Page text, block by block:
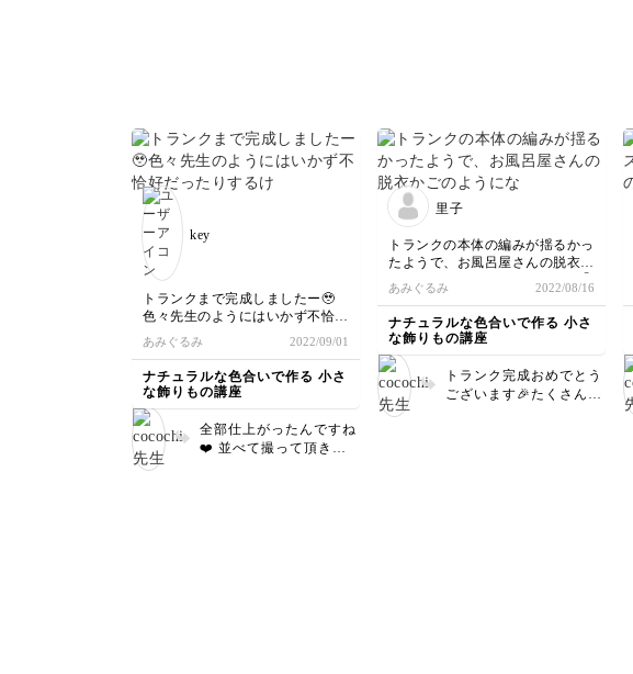
key
トランクまで完成しましたー🥹
色々先生のようにはいかず不恰好
だったりするけれど、とっても楽
しかったです💕子どもたちにせが
まれているので練習にもっと作り
ます💪🏻
あみぐるみ 2022/09/01
ナチュラルな色合いで作る 小さ
な飾りもの講座
全部仕上がったんですね
❤️ 並べて撮って頂きあ
里子
トランクの本体の編みが揺るかっ
たようで、お風呂屋さんの脱衣か
ごのようになってしまいました🤭
そのため、蓋の方がちょっと小さ
くなり、隙間ができたり、蓋が締
まりにくくなったので、工夫して
上に残りのスエード紐と、ミニポ
ンポンで留める部分を作って、何
とか完成しました。ちょっと不恰
好ですが、また、リベンジしたい
と、思います💪
あみぐるみ 2022/08/16
ナチュラルな色合いで作る 小さ
な飾りもの講座
トランク完成おめでとう
ございます🎉たくさんレ